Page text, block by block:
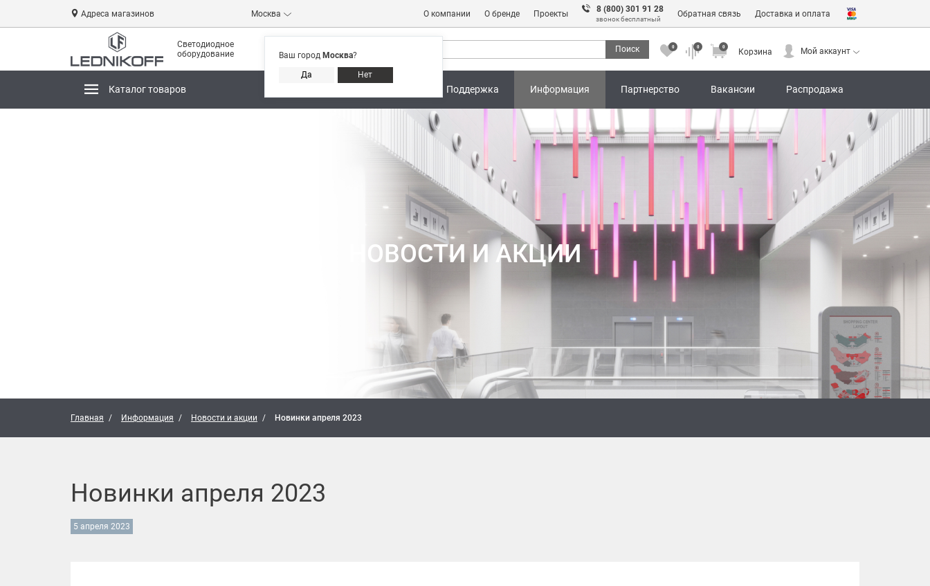
Адреса магазинов Москва
Ваш город Москва?
Да
Нет
О компании О бренде Проекты 8 (800) 301 91 28
звонок бесплатный
Обратная связь Доставка и оплата
Светодиодное
оборудование
Поиск 0 0 0
Корзина Мой аккаунт
Каталог товаров Поддержка Информация Партнерство Вакансии Распродажа
Адреса магазинов 8 (800) 301 91 28 Корзина Мой аккаунт
НОВОСТИ И АКЦИИ
Главная Информация Новости и акции Новинки апреля 2023
Новинки апреля 2023
5 апреля 2023